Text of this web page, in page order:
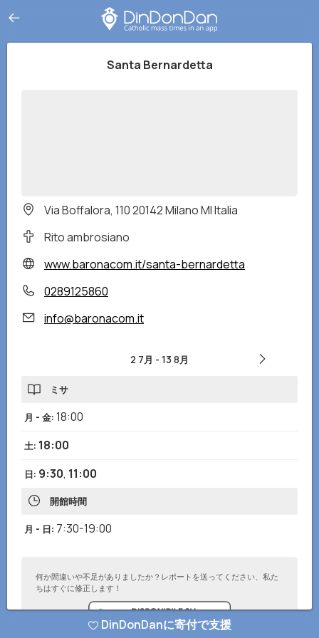
Santa Bernardetta
Via Boffalora, 110 20142 Milano MI Italia
Rito ambrosiano
www.baronacom.it/santa-bernardetta
0289125860
info@baronacom.it
2 7月 - 13 8月
ミサ
月 - 金: 18:00
土: 18:00
日: 9:30, 11:00
開館時間
月 - 日: 7:30-19:00
何か間違いや不足がありましたか？レポートを送ってください、私た
ちはすぐに修正します！
DinDonDanに寄付で支援